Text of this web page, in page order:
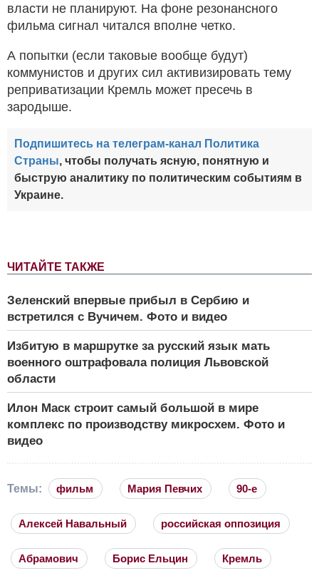
ЧИТАЙТЕ ТАКЖЕ
Зеленский впервые прибыл в Сербию и
встретился с Вучичем. Фото и видео
Избитую в маршрутке за русский язык мать
военного оштрафовала полиция Львовской
области
Илон Маск строит самый большой в мире
комплекс по производству микросхем. Фото и
видео
власти не планируют. На фоне резонансного
фильма сигнал читался вполне четко.
А попытки (если таковые вообще будут)
коммунистов и других сил активизировать тему
реприватизации Кремль может пресечь в
зародыше.
Подпишитесь на телеграм-канал Политика
Страны, чтобы получать ясную, понятную и
быструю аналитику по политическим событиям в
Украине.
Темы: фильм Мария Певчих 90-е
Алексей Навальный российская оппозиция
Абрамович Борис Ельцин Кремль